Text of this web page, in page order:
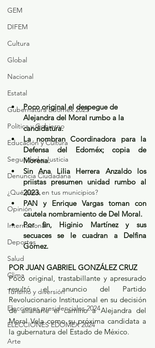
GEM
DIFEM
Cultura
Global
Nacional
Estatal
Gubernatura Edoméx 2023
Política y Gobierno
Educación y Cultura
Seguridad y Justicia
Denuncia Ciudadana
¿Qué pasa en tus municipios?
Opinión
Internacional
Deportes
Salud
Clima
Turismo y diversión
Elecciones presidenciales 2024
ELECCIONES EDOMEX 2024
Arte
Poco original el despegue de
Alejandra del Moral rumbo a la
candidatura.
La nombran Coordinadora para la
Defensa del Edoméx; copia de
Morena.
Sin Ana Lilia Herrera Anzaldo los
priistas presumen unidad rumbo al
2023.
PAN y Enrique Vargas toman con
cautela nombramiento de Del Moral.
Por fin, Higinio Martínez y sus
secuaces se le cuadran a Delfina
Gómez.
POR JUAN GABRIEL GONZÁLEZ CRUZ
Poco original, trastabillante y apresurado
resultó el anuncio del Partido
Revolucionario Institucional en su decisión
de allanarle el camino a Alejandra del
Moral Vela como su próxima candidata a
la gubernatura del Estado de México.